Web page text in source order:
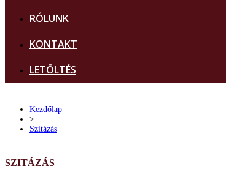
RÓLUNK
KONTAKT
LETÖLTÉS
Kezdőlap
>
Szitázás
SZITÁZÁS